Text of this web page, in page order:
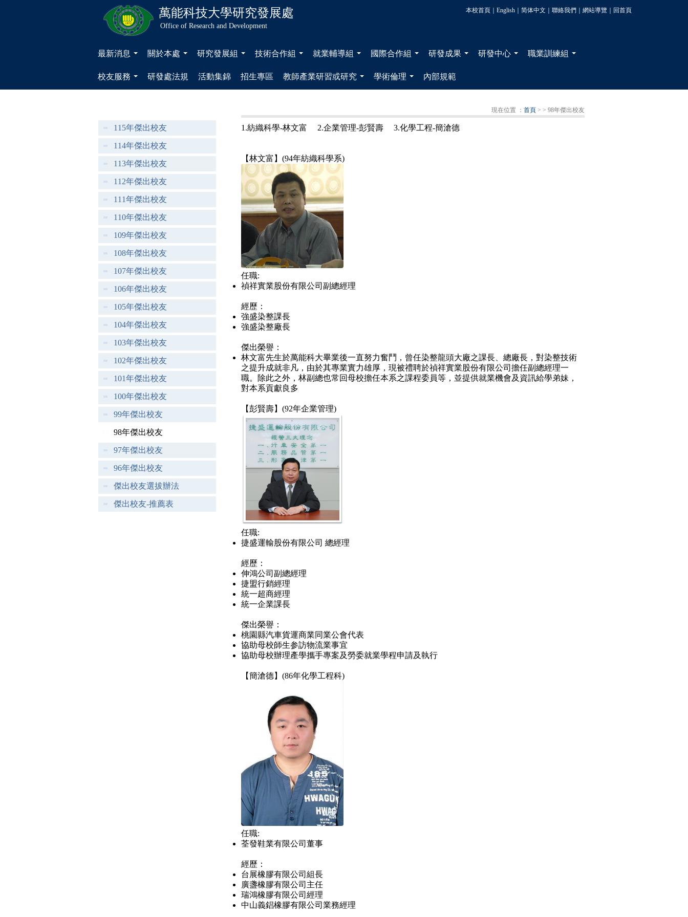
萬能科技大學研究發展處
Office of Research and Development
本校首頁｜ English｜ 简体中文 聯絡我們 網站導覽｜ 回首頁
最新消息 關於本處 研究發展組 技術合作組 就業輔導組 國際合作組 研發成果 研發中心 職業訓練組
校友服務
研發處法規 活動集錦 招生專區 教師產業研習或研究 學術倫理 內部規範
115年傑出校友
114年傑出校友
113年傑出校友
112年傑出校友
111年傑出校友
110年傑出校友
109年傑出校友
108年傑出校友
107年傑出校友
106年傑出校友
105年傑出校友
104年傑出校友
103年傑出校友
102年傑出校友
101年傑出校友
100年傑出校友
99年傑出校友
98年傑出校友
97年傑出校友
96年傑出校友
傑出校友選拔辦法
傑出校友-推薦表
現在位置 ： 首頁 > > 98年傑出校友
1.紡織科學-林文富 2.企業管理-彭賢壽 3.化學工程-簡滄德
【林文富 】(94年紡織科學系)
任職:
禎祥實業股份有限公司副總經理
經歷：
強盛染整課長
強盛染整廠長
傑出榮譽：
林文富先生於萬能科大畢業後一直努力奮鬥，曾任染整龍頭大廠之課長、總廠長，對染整技術
之提升成就非凡，由於其專業實力雄厚，現被禮聘於禎祥實業股份有限公司擔任副總經理一
職。除此之外，林副總也常回母校擔任本系之課程委員等，並提供就業機會及資訊給學弟妹，
對本系貢獻良多
【彭賢壽】(92年企業管理)
任職:
捷盛運輸股份有限公司 總經理
經歷：
伸鴻公司副總經理
捷盟行銷經理
統一超商經理
統一企業課長
傑出榮譽：
桃園縣汽車貨運商業同業公會代表
協助母校師生参訪物流業事宜
協助母校辦理產學攜手專案及勞委就業學程申請及執行
【簡滄德】(86年化學工程科)
任職:
荃發鞋業有限公司董事
經歷：
台展橡膠有限公司組長
廣盞橡膠有限公司主任
瑞鴻橡膠有限公司經理
中山義錩橡膠有限公司業務經理